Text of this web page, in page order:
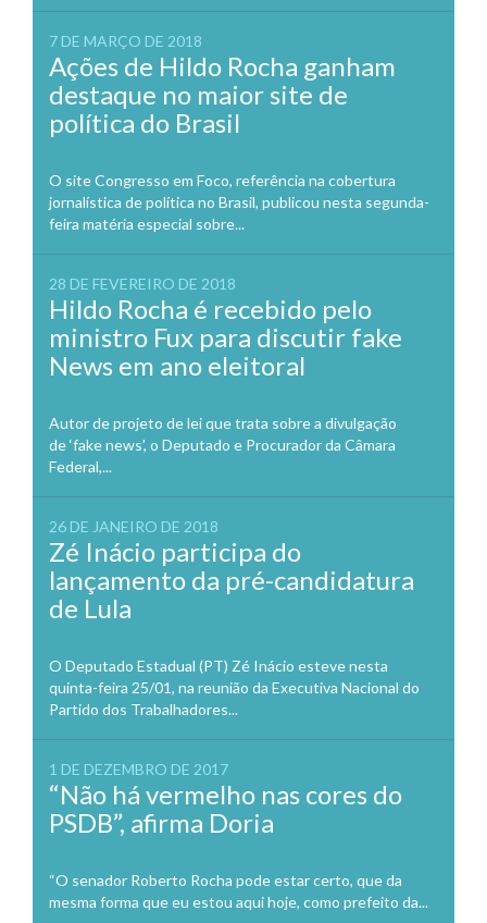
7 DE MARÇO DE 2018
Ações de Hildo Rocha ganham
destaque no maior site de
política do Brasil
O site Congresso em Foco, referência na cobertura
jornalística de política no Brasil, publicou nesta segunda-
feira matéria especial sobre...
28 DE FEVEREIRO DE 2018
Hildo Rocha é recebido pelo
ministro Fux para discutir fake
News em ano eleitoral
Autor de projeto de lei que trata sobre a divulgação
de ‘fake news’, o Deputado e Procurador da Câmara
Federal,...
26 DE JANEIRO DE 2018
Zé Inácio participa do
lançamento da pré-candidatura
de Lula
O Deputado Estadual (PT) Zé Inácio esteve nesta
quinta-feira 25/01, na reunião da Executiva Nacional do
Partido dos Trabalhadores...
1 DE DEZEMBRO DE 2017
“Não há vermelho nas cores do
PSDB”, afirma Doria
“O senador Roberto Rocha pode estar certo, que da
mesma forma que eu estou aqui hoje, como prefeito da...